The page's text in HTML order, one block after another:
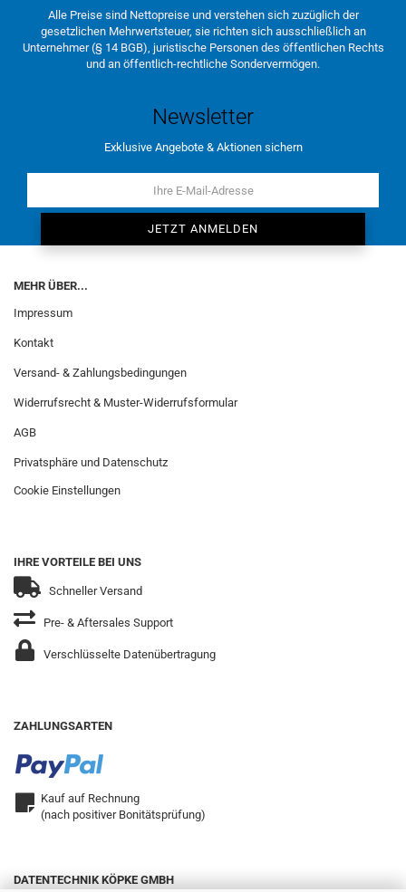
Alle Preise sind Nettopreise und verstehen sich zuzüglich der
gesetzlichen Mehrwertsteuer, sie richten sich ausschließlich an
Unternehmer (§ 14 BGB), juristische Personen des öffentlichen Rechts
und an öffentlich-rechtliche Sondervermögen.
Newsletter
Exklusive Angebote & Aktionen sichern
MEHR ÜBER...
Impressum
Kontakt
Versand- & Zahlungsbedingungen
Widerrufsrecht & Muster-Widerrufsformular
AGB
Privatsphäre und Datenschutz
Cookie Einstellungen
IHRE VORTEILE BEI UNS
Schneller Versand
Pre- & Aftersales Support
Verschlüsselte Datenübertragung
ZAHLUNGSARTEN
Kauf auf Rechnung
(nach positiver Bonitätsprüfung)
DATENTECHNIK KÖPKE GMBH